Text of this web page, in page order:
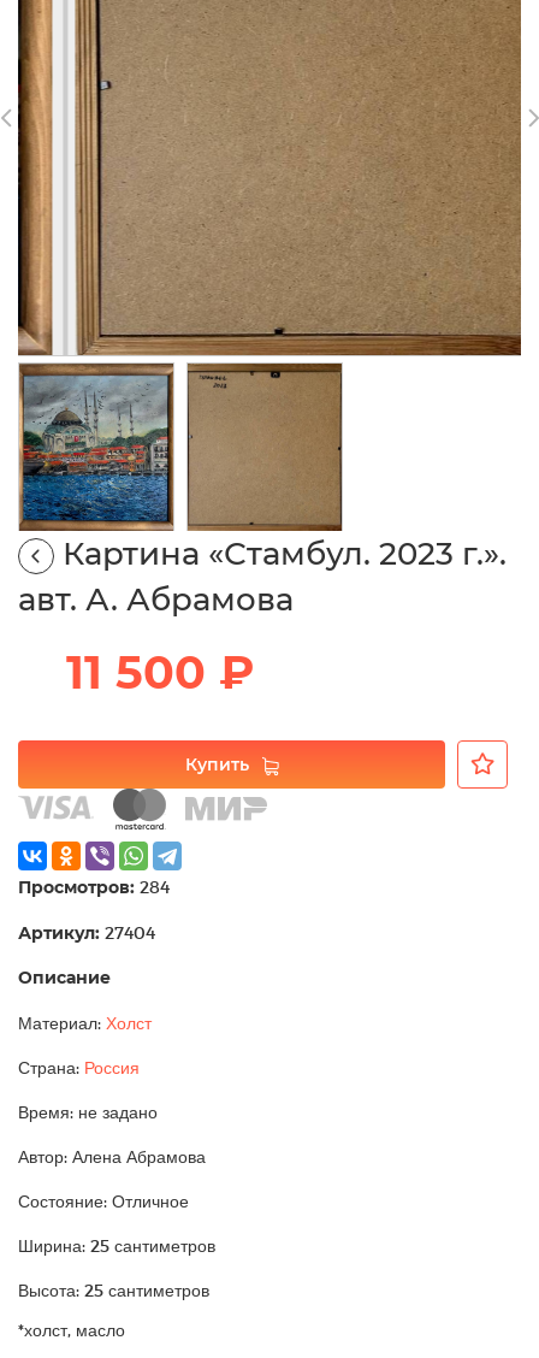
Картина «Стамбул. 2023 г.».
авт. А. Абрамова
11 500 ₽
Купить
Просмотров: 284
Артикул: 27404
Описание
Материал: Холст
Страна: Россия
Время: не задано
Автор: Алена Абрамова
Состояние: Отличное
Ширина: 25 сантиметров
Высота: 25 сантиметров
*холст, масло